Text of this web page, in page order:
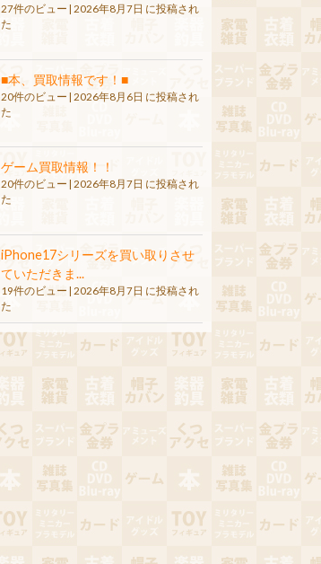
27件のビュー | 2026年8月7日 に投稿され
た
■本、買取情報です！■
20件のビュー | 2026年8月6日 に投稿され
た
ゲーム買取情報！！
20件のビュー
2026年8月7日 に投稿され
た
iPhone17シリーズを買い取りさせ
ていただきま...
19件のビュー | 2026年8月7日 に投稿され
た